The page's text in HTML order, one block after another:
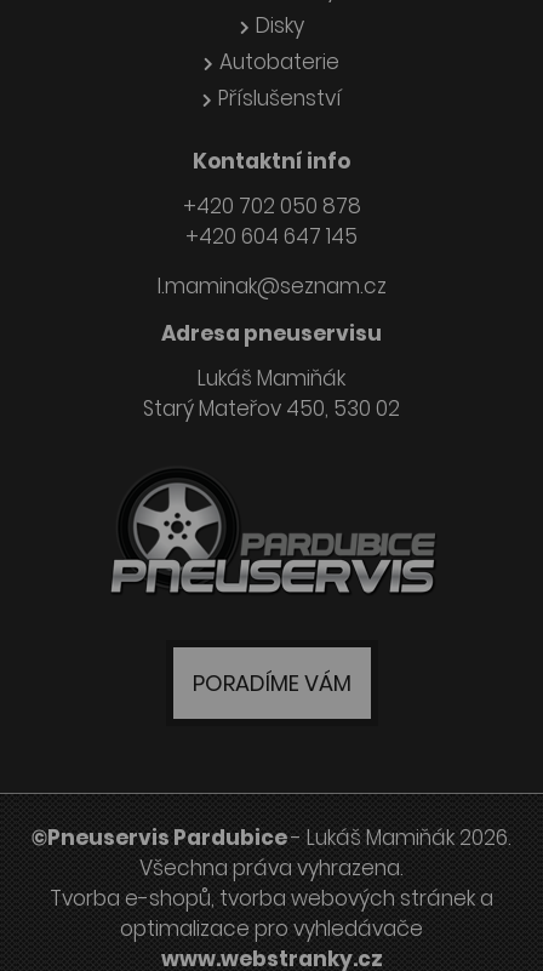
Disky
Autobaterie
Příslušenství
Kontaktní info
+420 702 050 878
+420 604 647 145
l.maminak@seznam.cz
Adresa pneuservisu
Lukáš Mamiňák
Starý Mateřov 450, 530 02
PORADÍME VÁM
©Pneuservis Pardubice- Lukáš Mamiňák 2026.
Všechna práva vyhrazena.
Tvorba e-shopů, tvorba webových stráneka
optimalizace pro vyhledávače
www.webstranky.cz